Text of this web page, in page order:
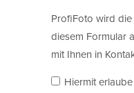
ProfiFoto wird
diesem Formular
mit Ihnen in
Hiermit